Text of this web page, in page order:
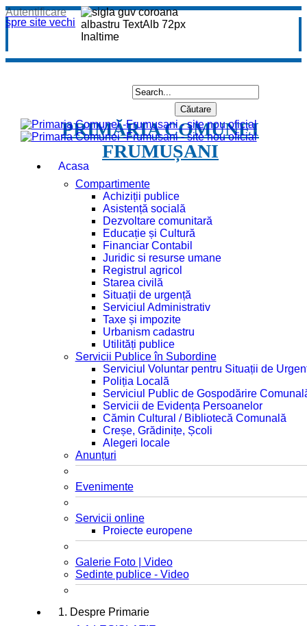
spre site vechi
Autentificare
PRIMĂRIA COMUNEI
FRUMUȘANI
Acasa
Compartimente
Achiziții publice
Asistență socială
Dezvoltare comunitară
Educație și Cultură
Financiar Contabil
Juridic si resurse umane
Registrul agricol
Starea civilă
Situații de urgență
Serviciul Administrativ
Taxe și impozite
Urbanism cadastru
Utilități publice
Servicii Publice în Subordine
Serviciul Voluntar pentru Situații de
Poliția Locală
Serviciul Public de Gospodărire
Servicii de Evidența Persoanelor
Cămin Cultural / Bibliotecă Comunală
Creșe, Grădinițe, Școli
Alegeri locale
Anunțuri
Evenimente
Servicii online
Proiecte europene
Galerie Foto | Video
Sedinte publice - Video
1. Despre Primarie